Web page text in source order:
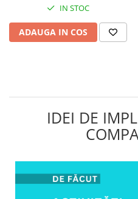
IN STOC
ADAUGA IN COS
IDEI DE